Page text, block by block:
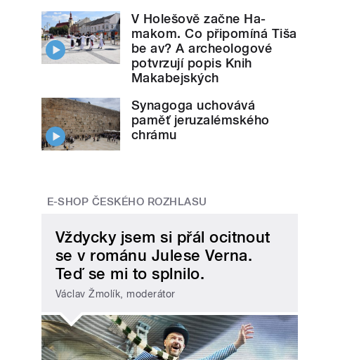
V Holešově začne Ha-
makom. Co připomíná Tiša
be av? A archeologové
potvrzují popis Knih
Makabejských
Synagoga uchovává
paměť jeruzalémského
chrámu
E-SHOP ČESKÉHO ROZHLASU
Vždycky jsem si přál ocitnout
se v románu Julese Verna.
Teď se mi to splnilo.
Václav Žmolík, moderátor